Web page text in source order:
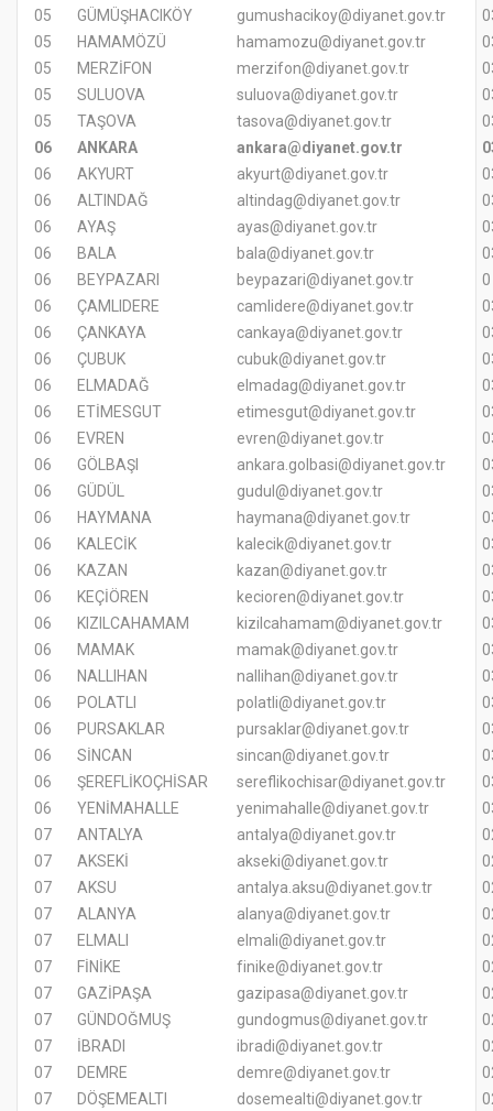
05
GÜMÜŞHACIKÖY gumushacikoy@diyanet.gov.tr
05
HAMAMÖZÜ hamamozu@diyanet.gov.tr
05
MERZİFON merzifon@diyanet.gov.tr
05
SULUOVA suluova@diyanet.gov.tr
05
TAŞOVA tasova@diyanet.gov.tr
06
ANKARA ankara@diyanet.gov.tr
06
AKYURT akyurt@diyanet.gov.tr
06
ALTINDAĞ altindag@diyanet.gov.tr
06
AYAŞ ayas@diyanet.gov.tr
06
BALA bala@diyanet.gov.tr
06
BEYPAZARI beypazari@diyanet.gov.tr
06
ÇAMLIDERE camlidere@diyanet.gov.tr
06
ÇANKAYA cankaya@diyanet.gov.tr
06
ÇUBUK cubuk@diyanet.gov.tr
06
ELMADAĞ elmadag@diyanet.gov.tr
06
ETİMESGUT etimesgut@diyanet.gov.tr
06
EVREN evren@diyanet.gov.tr
06
GÖLBAŞI ankara.golbasi@diyanet.gov.tr
06
GÜDÜL gudul@diyanet.gov.tr
06
HAYMANA haymana@diyanet.gov.tr
06
KALECİK kalecik@diyanet.gov.tr
06
KAZAN kazan@diyanet.gov.tr
06
KEÇİÖREN kecioren@diyanet.gov.tr
06
KIZILCAHAMAM kizilcahamam@diyanet.gov.tr
06
MAMAK mamak@diyanet.gov.tr
06
NALLIHAN nallihan@diyanet.gov.tr
06
POLATLI polatli@diyanet.gov.tr
06
PURSAKLAR pursaklar@diyanet.gov.tr
06
SİNCAN sincan@diyanet.gov.tr
06
ŞEREFLİKOÇHİSAR sereflikochisar@diyanet.gov.tr
06
YENİMAHALLE yenimahalle@diyanet.gov.tr
07
ANTALYA antalya@diyanet.gov.tr
07
AKSEKİ akseki@diyanet.gov.tr
07
AKSU antalya.aksu@diyanet.gov.tr
07
ALANYA alanya@diyanet.gov.tr
07
ELMALI elmali@diyanet.gov.tr
07
FİNİKE finike@diyanet.gov.tr
07
GAZİPAŞA gazipasa@diyanet.gov.tr
07
GÜNDOĞMUŞ gundogmus@diyanet.gov.tr
07
İBRADI ibradi@diyanet.gov.tr
07
DEMRE demre@diyanet.gov.tr
07
DÖŞEMEALTI dosemealti@diyanet.gov.tr